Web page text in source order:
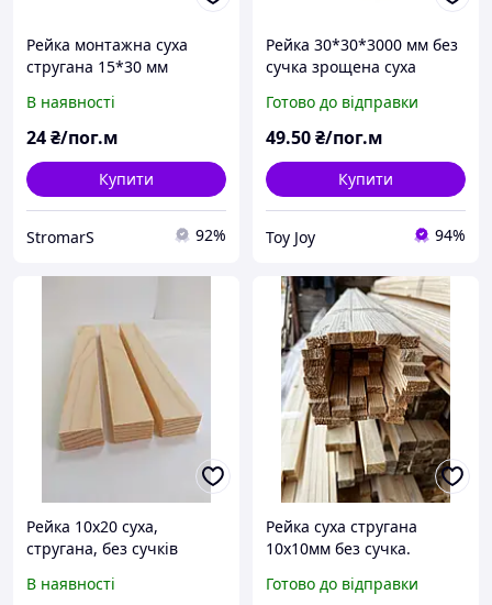
Рейка монтажна суха
стругана 15*30 мм
В наявності
24₴/пог.м
Купити
StromarS 92%
Рейка 30*30*3000 мм без
сучка зрощена суха
порода дерева-смерека
Готово до відправки
49.50₴/пог.м
Купити
Toy Joy 94%
Рейка 10х20 суха,
стругана, без сучків
В наявності
Рейка суха стругана
10х10мм без сучка.
Готово до відправки